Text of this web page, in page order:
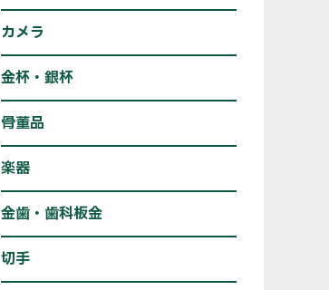
カメラ
金杯・銀杯
骨董品
楽器
金歯・歯科板金
切手